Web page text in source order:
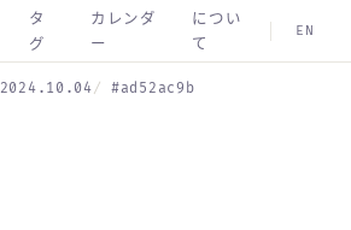
タ
グ
カレンダ
ー
につい
て
EN
2024.10.04 #ad52ac9b